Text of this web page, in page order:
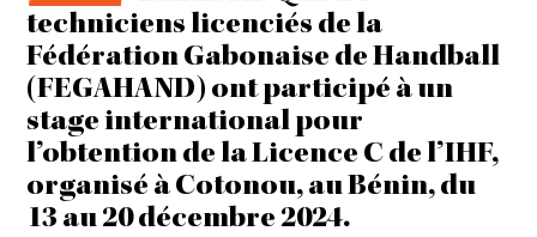
techniciens licenciés de la
Fédération Gabonaise de Handball
(FEGAHAND) ont participé à un
stage international pour
l’obtention de la Licence C de l’IHF,
organisé à Cotonou, au Bénin, du
13 au 20 décembre 2024.